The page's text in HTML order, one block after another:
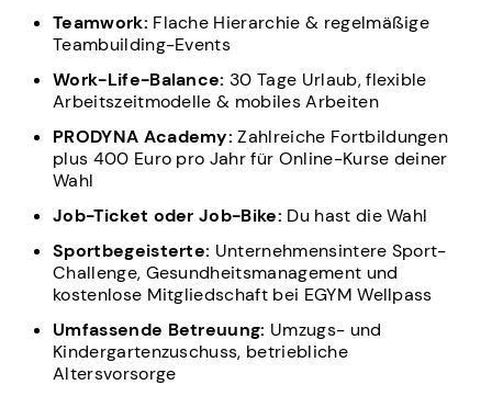
Teamwork: Flache Hierarchie & regelmäßige
Teambuilding-Events
Work-Life-Balance: 30 Tage Urlaub, flexible
Arbeitszeitmodelle & mobiles Arbeiten
PRODYNA Academy: Zahlreiche Fortbildungen
plus 400 Euro pro Jahr für Online-Kurse deiner
Wahl
Job-Ticket oder Job-Bike: Du hast die Wahl
Sportbegeisterte: Unternehmensintere Sport-
Challenge, Gesundheitsmanagement und
kostenlose Mitgliedschaft bei EGYM Wellpass
Umfassende Betreuung: Umzugs- und
Kindergartenzuschuss, betriebliche
Altersvorsorge